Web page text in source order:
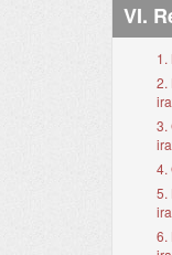
VI.
1.
2.
3.
4.
5.
6.